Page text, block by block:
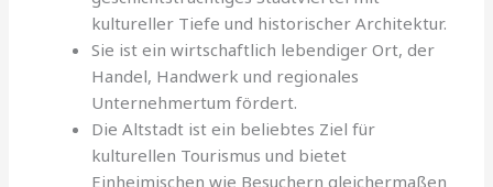
kultureller Tiefe und historischer Architektur.
Sie ist ein wirtschaftlich lebendiger Ort, der
Handel, Handwerk und regionales
Unternehmertum fördert.
Die Altstadt ist ein beliebtes Ziel für
kulturellen Tourismus und bietet
Einheimischen wie Besuchern gleichermaßen